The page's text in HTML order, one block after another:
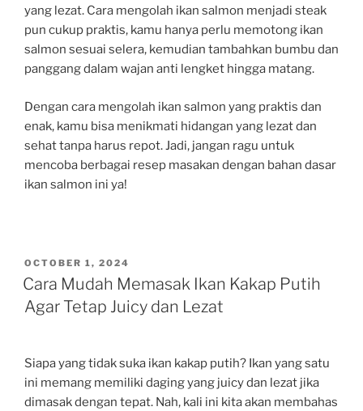
yang lezat. Cara mengolah ikan salmon menjadi steak
pun cukup praktis, kamu hanya perlu memotong ikan
salmon sesuai selera, kemudian tambahkan bumbu dan
panggang dalam wajan anti lengket hingga matang.
Dengan cara mengolah ikan salmon yang praktis dan
enak, kamu bisa menikmati hidangan yang lezat dan
sehat tanpa harus repot. Jadi, jangan ragu untuk
mencoba berbagai resep masakan dengan bahan dasar
ikan salmon ini ya!
POSTED
ON
OCTOBER 1, 2024
Cara Mudah Memasak Ikan Kakap Putih
Agar Tetap Juicy dan Lezat
Siapa yang tidak suka ikan kakap putih? Ikan yang satu
ini memang memiliki daging yang juicy dan lezat jika
dimasak dengan tepat. Nah, kali ini kita akan membahas